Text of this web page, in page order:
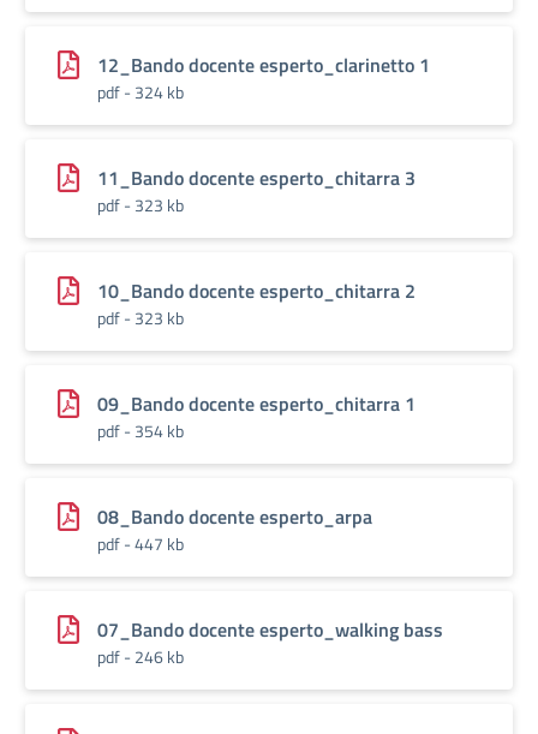
12_Bando docente esperto_clarinetto 1
pdf - 324 kb
11_Bando docente esperto_chitarra 3
pdf - 323 kb
10_Bando docente esperto_chitarra 2
pdf - 323 kb
09_Bando docente esperto_chitarra 1
pdf - 354 kb
08_Bando docente esperto_arpa
pdf - 447 kb
07_Bando docente esperto_walking bass
pdf - 246 kb